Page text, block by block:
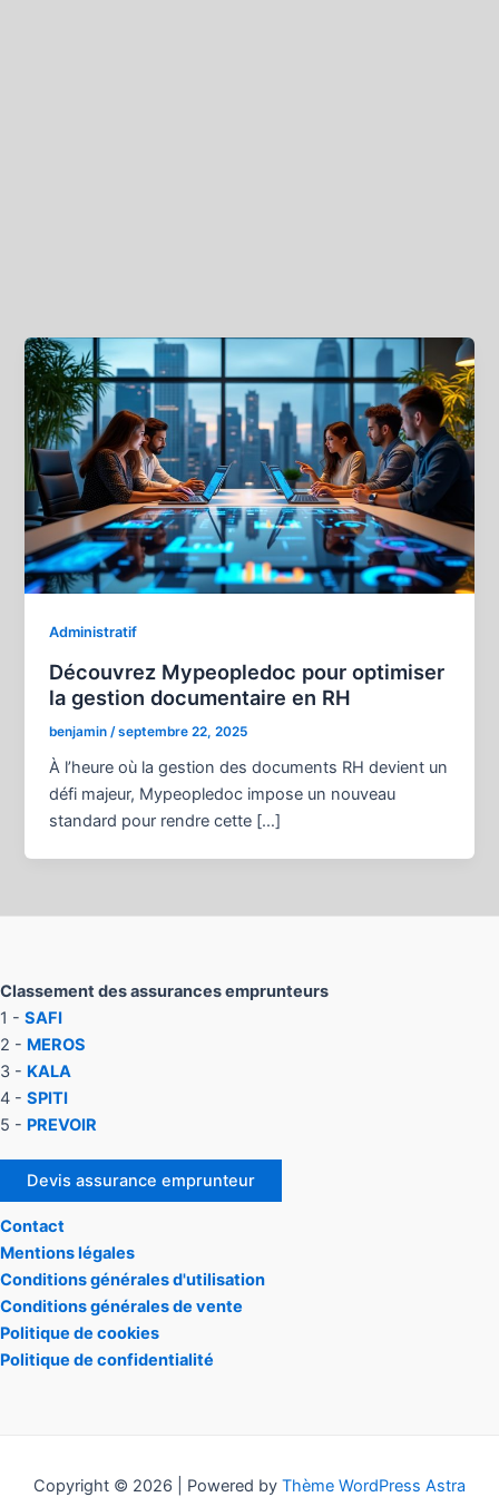
Administratif
Découvrez Mypeopledoc pour optimiser
la gestion documentaire en RH
benjamin /septembre 22, 2025
À l’heure où la gestion des documents RH devient un
défi majeur, Mypeopledoc impose un nouveau
standard pour rendre cette […]
Classement des assurances emprunteurs
1 - SAFI
2 - MEROS
3 - KALA
4 - SPITI
5 - PREVOIR
Devis assurance emprunteur
Contact
Mentions légales
Conditions générales d'utilisation
Conditions générales de vente
Politique de cookies
Politique de confidentialité
Copyright © 2026 | Powered by Thème WordPress Astra